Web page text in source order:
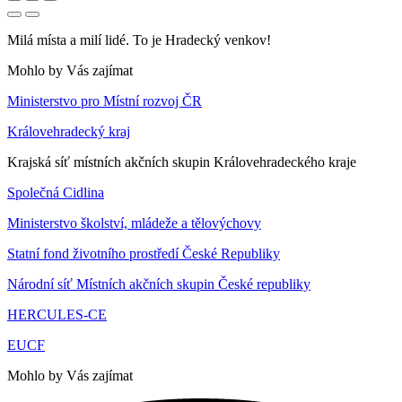
Milá místa a milí lidé. To je Hradecký venkov!
Mohlo by Vás zajímat
Ministerstvo pro Místní rozvoj ČR
Královehradecký kraj
Krajská síť místních akčních skupin Královehradeckého kraje
Společná Cidlina
Ministerstvo školství, mládeže a tělovýchovy
Statní fond životního prostředí České Republiky
Národní síť Místních akčních skupin České republiky
HERCULES-CE
EUCF
Mohlo by Vás zajímat